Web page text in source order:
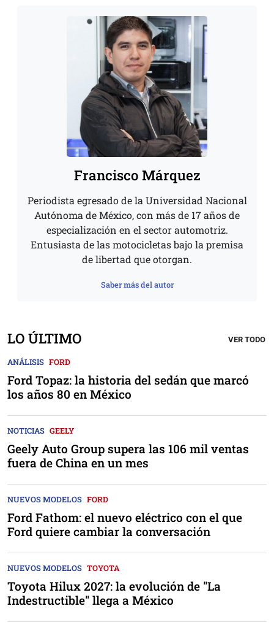
Francisco Márquez
Periodista egresado de la Universidad Nacional
Autónoma de México, con más de 17 años de
especialización en el sector automotriz.
Entusiasta de las motocicletas bajo la premisa
de libertad que otorgan.
Saber más del autor
LO ÚLTIMO VER TODO
ANÁLISIS FORD
Ford Topaz: la historia del sedán que marcó
los años 80 en México
NOTICIAS GEELY
Geely Auto Group supera las 106 mil ventas
fuera de China en un mes
NUEVOS MODELOS FORD
Ford Fathom: el nuevo eléctrico con el que
Ford quiere cambiar la conversación
NUEVOS MODELOS TOYOTA
Toyota Hilux 2027: la evolución de "La
Indestructible" llega a México